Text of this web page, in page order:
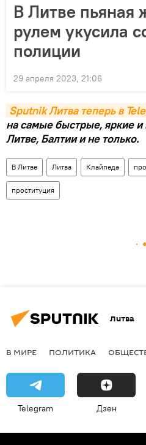
В Литве пьяная
рулем укусила
полиции
29 апреля 2023, 21:06
Sputnik Литва теперь в
на самые быстрые, яркие
Литве, Балтии и не только.
В Литве Литва Клайпеда
проституция
Литва
В МИРЕ ПОЛИТИКА
Telegram Дзен